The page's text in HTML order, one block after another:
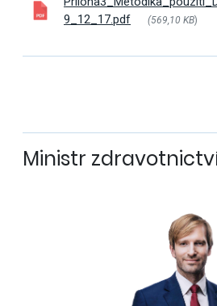
9_12_17.pdf
(569,10 KB)
Ministr